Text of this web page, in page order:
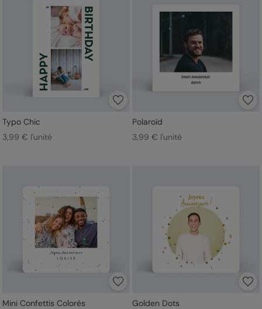
Typo Chic
3,99 € l'unité
Polaroïd
3,99 € l'unité
Mini Confettis Colorés
Golden Dots